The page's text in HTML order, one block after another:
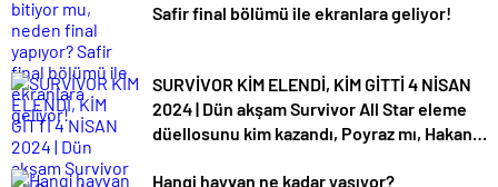
Safir final bölümü ile ekranlara geliyor!
SURVİVOR KİM ELENDİ, KİM GİTTİ 4 NİSAN
2024 | Dün akşam Survivor All Star eleme
düellosunu kim kazandı, Poyraz mı, Hakan
Yeneceğime inanıyordum, büyük
Hangi hayvan ne kadar yaşıyor?